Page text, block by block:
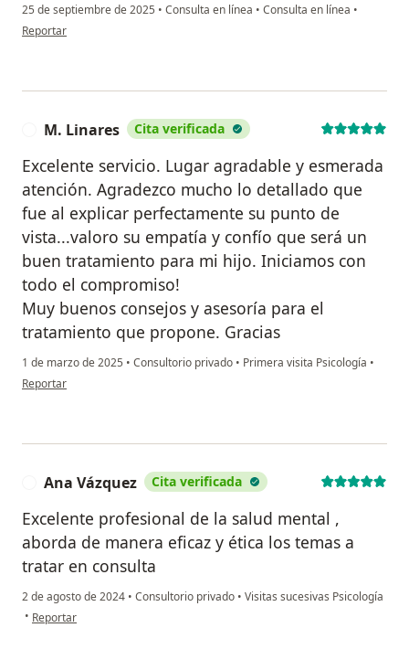
25 de septiembre de 2025 • Consulta en línea • Consulta en línea •
en opinión del usuario Lili
Reportar
M. Linares Cita verificada
Excelente servicio. Lugar agradable y esmerada
atención. Agradezco mucho lo detallado que
fue al explicar perfectamente su punto de
vista...valoro su empatía y confío que será un
buen tratamiento para mi hijo. Iniciamos con
todo el compromiso!
Muy buenos consejos y asesoría para el
tratamiento que propone. Gracias
1 de marzo de 2025 • Consultorio privado • Primera visita Psicología •
en opinión del usuario M. Linares
Reportar
Ana Vázquez Cita verificada
Excelente profesional de la salud mental ,
aborda de manera eficaz y ética los temas a
tratar en consulta
2 de agosto de 2024 • Consultorio privado • Visitas sucesivas Psicología
• en opinión del usuario Ana Vázquez
Reportar